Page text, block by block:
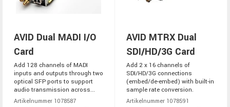
AVID Dual MADI I/O
Card
Add 128 channels of MADI
inputs and outputs through two
optical SFP ports to support
audio transmission across...
Artikelnummer 1078587
AVID MTRX Dual
SDI/HD/3G Card
Add 2 x 16 channels of
SDI/HD/3G connections
(embed/de-embed) with built-in
sample rate conversion.
Artikelnummer 1078591